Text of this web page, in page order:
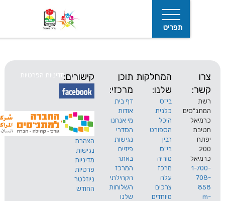
המחלקות
שלנו:
בי"ס
כלנית
היכל
הספורט
רבין
בי"ס
מוריה
מרכז
עלה
צרכים
מיוחדים
תוכן
מרכזי:
דף בית
אודות
מי אנחנו
הסדרי
נגישות
פיזיים
באתר
המרכז
הקהילתי
השלוחות
שלנו
קישורים:
הצהרת
נגישות
מדיניות
פרטיות
ניוזלטר
החודש
מדיניות הפרטיות